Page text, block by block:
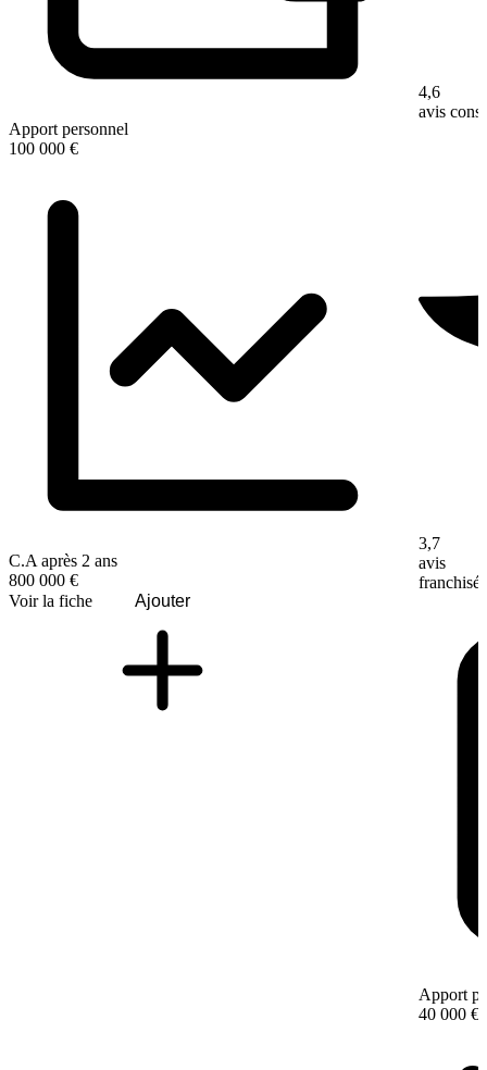
Apport personnel
100 000 €
C.A après 2 ans
800 000 €
Voir la fiche
Ajouter
4,6
avis
3,7
avis
franchisé
Apport
40 000 €